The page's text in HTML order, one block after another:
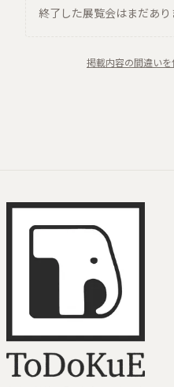
終了した展覧会はまだあり
掲載内容の間違いを